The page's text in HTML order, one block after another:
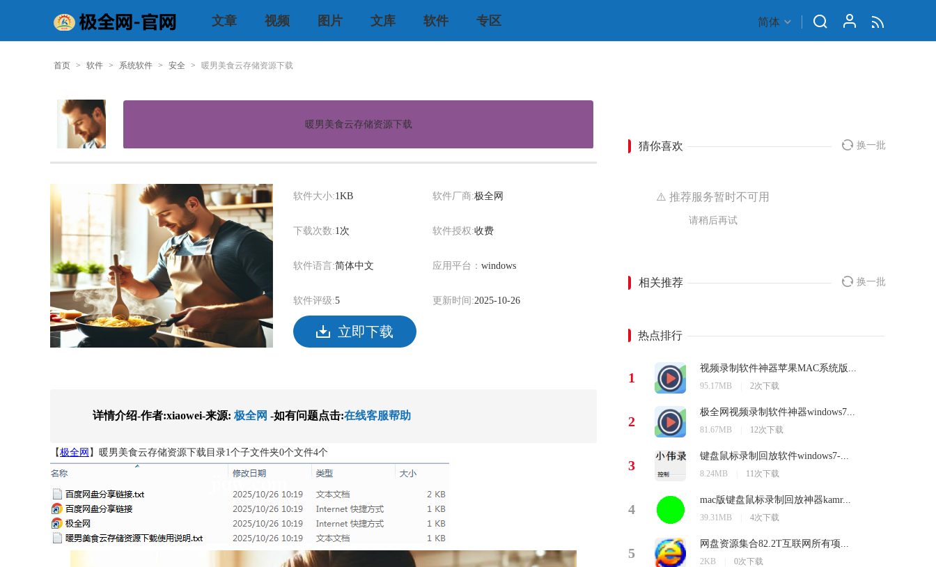
文章 视频 图片 文库 软件 专区 简体
首页 > 软件 > 系统软件 > 安全 > 暖男美食云存储资源下载
暖男美食云存储资源下载
软件大小:1KB
下载次数:1次
软件语言:简体中文
软件评级:5
软件厂商:极全网
软件授权:收费
应用平台： windows
更新时间:2025-10-26
立即下载
详情介绍-作者:xiaowei-来源: 极全网 -如有问题点击:在线客服帮助
【极全网 】暖男美食云存储资源下载目录1个子文件夹0个文件4个
猜你喜欢 换一批
⚠️ 推荐服务暂时不可用
请稍后再试
相关推荐 换一批
热点排行
1
视频录制软件神器苹果MAC系统版...
95.17MB 2次下载
2
极全网视频录制软件神器windows7...
81.67MB 12次下载
3
键盘鼠标录制回放软件windows7-...
8.24MB 11次下载
4
mac版键盘鼠标录制回放神器kamr...
39.31MB 4次下载
5
网盘资源集合82.2T互联网所有项...
2KB 0次下载